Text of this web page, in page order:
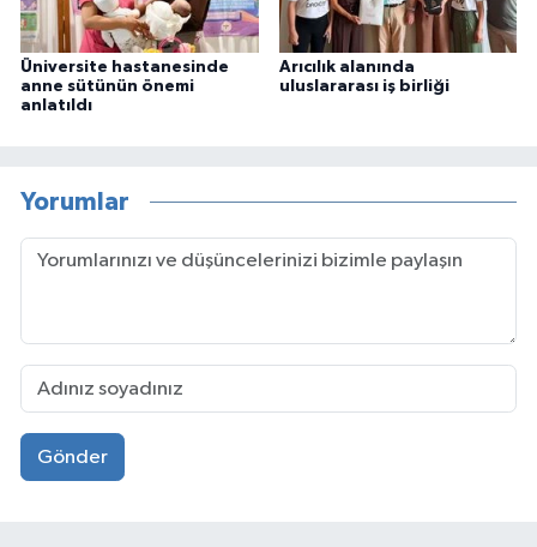
Üniversite hastanesinde
anne sütünün önemi
anlatıldı
Arıcılık alanında
uluslararası iş birliği
Yorumlar
Gönder